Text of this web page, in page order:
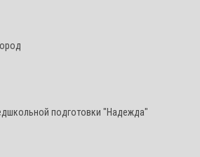
подготовки "Надежда"